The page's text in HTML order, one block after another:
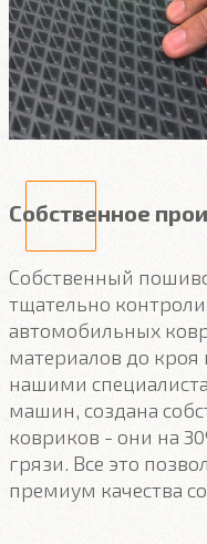
Собственное
Собственный
тщательно
автомобильных
материалов до
нашими
машин, создана
ковриков - они на
грязи. Все это
премиум качества